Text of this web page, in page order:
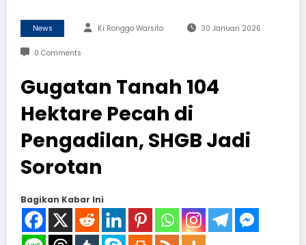
News Ki Ronggo Warsito 30 Januari 2026
0 Comments
Gugatan Tanah 104
Hektare Pecah di
Pengadilan, SHGB Jadi
Sorotan
Bagikan Kabar Ini